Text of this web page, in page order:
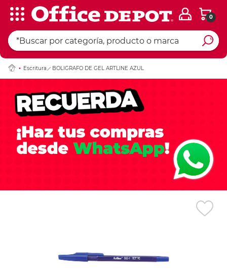
0
Escritura BOLIGRAFO DE GEL ARTLINE AZUL
Ingresar Codigo